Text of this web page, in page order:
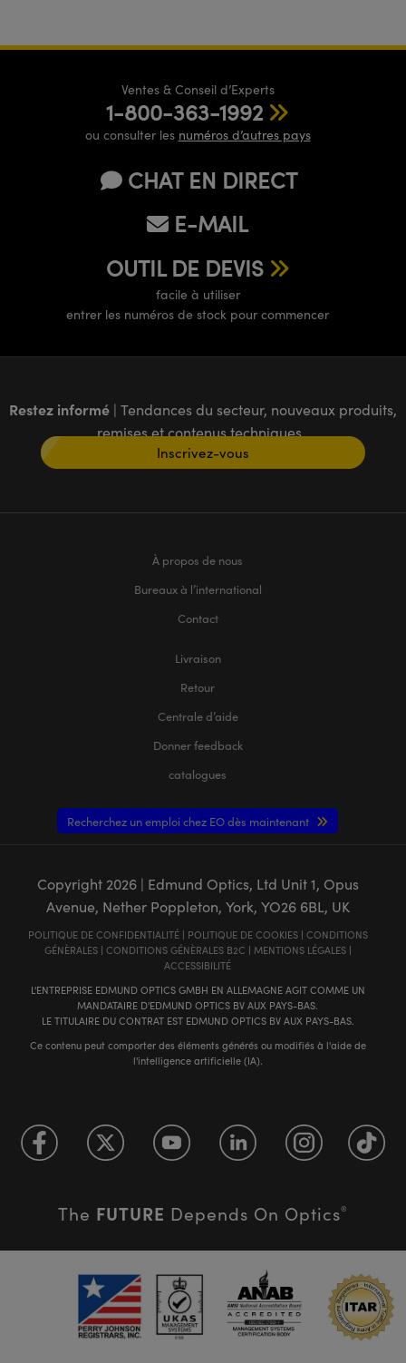
Ventes & Conseil d’Experts
1-800-363-1992
ou consulter les numéros d’autres pays
CHAT EN DIRECT
E-MAIL
OUTIL DE DEVIS
facile à utiliser
entrer les numéros de stock pour commencer
Restez informé | Tendances du secteur, nouveaux produits,
remises et contenus techniques
Inscrivez-vous
À propos de nous
Bureaux à l’international
Contact
Livraison
Retour
Centrale d’aide
Donner feedback
catalogues
Recherchez un emploi chez EO dès maintenant
Copyright 2026| Edmund Optics, Ltd Unit 1, Opus
Avenue, Nether Poppleton, York, YO26 6BL, UK
POLITIQUE DE CONFIDENTIALITÉ| POLITIQUE DE COOKIES| CONDITIONS
GÉNÈRALES| CONDITIONS GÉNÈRALES B2C | MENTIONS LÉGALES|
ACCESSIBILITÉ
L'ENTREPRISE EDMUND OPTICS GMBH EN ALLEMAGNE AGIT COMME UN
MANDATAIRE D'EDMUND OPTICS BV AUX PAYS-BAS.
LE TITULAIRE DU CONTRAT EST EDMUND OPTICS BV AUX PAYS-BAS.
Ce contenu peut comporter des éléments générés ou modifiés à l'aide de
l'intelligence artificielle (IA).
The FUTURE Depends On Optics®